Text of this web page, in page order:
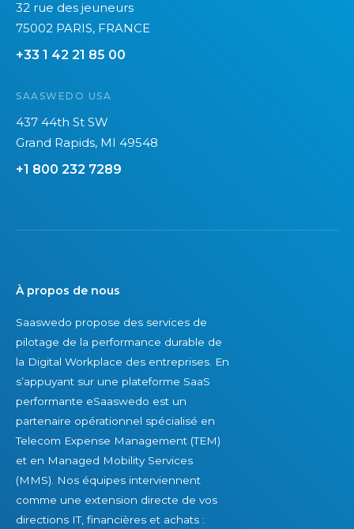
32 rue des jeuneurs
75002 PARIS, FRANCE
+33 1 42 21 85 00
SAASWEDO USA
437 44th St SW
Grand Rapids, MI 49548
+1 800 232 7289
À propos de nous
Saaswedo propose des services de
pilotage de la performance durable de
la Digital Workplace des entreprises. En
s’appuyant sur une plateforme SaaS
performante eSaaswedo est un
partenaire opérationnel spécialisé en
Telecom Expense Management (TEM)
et en Managed Mobility Services
(MMS). Nos équipes interviennent
comme une extension directe de vos
directions IT, financières et achats :